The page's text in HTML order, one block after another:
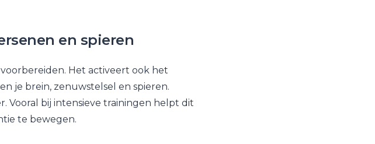
en spieren
Het activeert ook het
je brein, zenuwstelsel en spieren.
Vooral bij intensieve trainingen helpt dit
te bewegen.